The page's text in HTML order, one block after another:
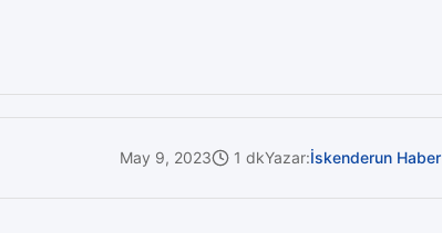
May 9, 2023 1 dkYazar:İskenderun Haber